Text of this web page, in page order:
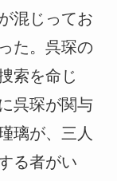
混じってお
た。呉琛の
索を命じ
呉琛が関与
璃が、三人
る者がい